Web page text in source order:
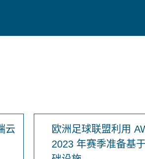
云
欧洲足球联盟利用
2023 年赛季准备基